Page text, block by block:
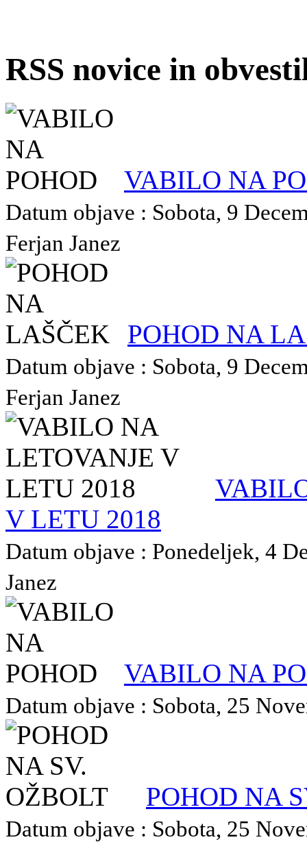
RSS novice in
VABILO NA
Datum objave : Sobota, 9
Ferjan Janez
POHOD NA
Datum objave : Sobota, 9
Ferjan Janez
V LETU 2018
Datum objave : Ponedeljek, 4
Janez
VABILO NA
Datum objave : Sobota, 25
POHOD NA
Datum objave : Sobota, 25